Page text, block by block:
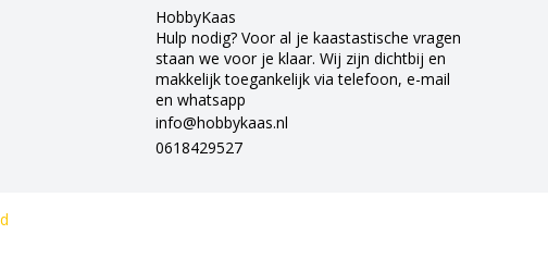
HobbyKaas
Hulp nodig? Voor al je kaastastische vragen
staan we voor je klaar. Wij zijn dichtbij en
makkelijk toegankelijk via telefoon, e-mail
en whatsapp
info@hobbykaas.nl
0618429527